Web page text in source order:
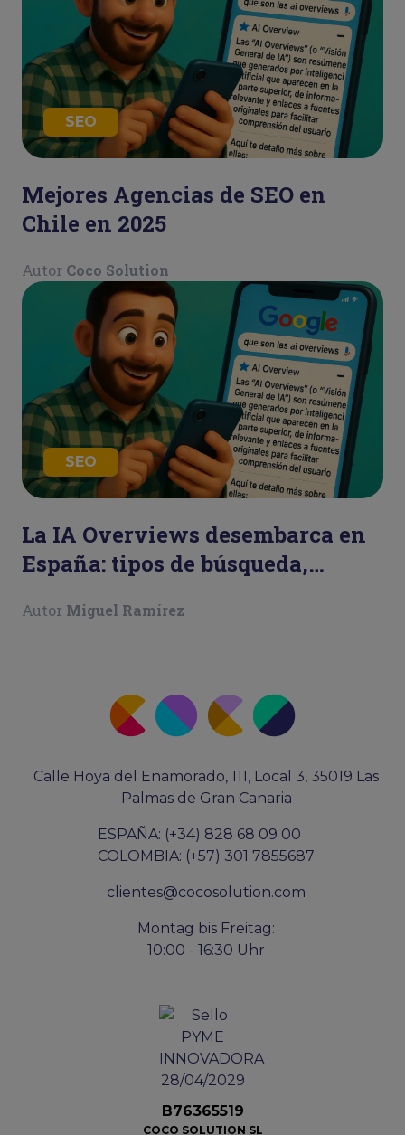
SEO
Mejores Agencias de SEO en
Chile en 2025
Autor Coco Solution
SEO
La IA Overviews desembarca en
España: tipos de búsqueda,
Autor Miguel Ramírez
Calle Hoya del Enamorado, 111, Local 3, 35019 Las
Palmas de Gran Canaria
ESPAÑA: (+34) 828 68 09 00
COLOMBIA: (+57) 301 7855687
clientes@cocosolution.com
Montag bis Freitag:
10:00 - 16:30 Uhr
B76365519
COCO SOLUTION SL